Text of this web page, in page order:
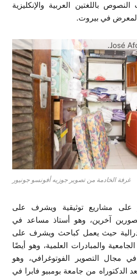
النصوص باللغتين العربية والإنكليزية
المعرض في بيروت.
غرفة الخادمة من تصوير جوزيه أفونسو جونيور
على مشاريع توثيقية ويشرف على
آخرين، وهو أستاذ مساعد في
حيث يعمل كباحث ويشرف على
والمبادرات العلمية، وهو أيضًا
مجال التصوير الفوتوغرافي، وهو
من جامعة بومبيو فابرا في